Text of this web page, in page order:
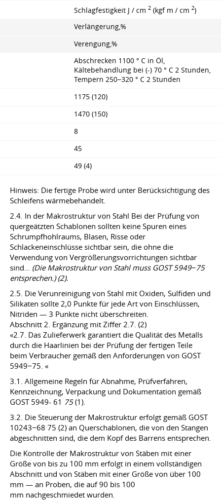
Schlagfestigkeit J / cm 2 (kgf m / cm 2)
Verlängerung,%
Verengung,%
Abschrecken 1100 ° C in Öl,
Kältebehandlung bei (-) 70 ° C 2 Stunden,
Tempern 250−320 ° C 2 Stunden
1175 (120)
1470 (150)
8
45
49 (4)
Hinweis: Die fertige Probe wird unter Berücksichtigung des
Schleifens wärmebehandelt.
2.4. In der Makrostruktur von Stahl Bei der Prüfung von
quergeätzten Schablonen sollten keine Spuren eines
Schrumpfhohlraums, Blasen, Risse oder
Schlackeneinschlüsse sichtbar sein, die ohne die
Verwendung von Vergrößerungsvorrichtungen sichtbar
sind… (Die Makrostruktur von Stahl muss GOST 5949−75
entsprechen.) (2).
2.5. Die Verunreinigung von Stahl mit Oxiden, Sulfiden und
Silikaten sollte 2,0 Punkte für jede Art von Einschlüssen,
Nitriden — 3 Punkte nicht überschreiten.
Abschnitt 2. Ergänzung mit Ziffer 2.7. (2)
«2.7. Das Zulieferwerk garantiert die Qualität des Metalls
durch die Haarlinien bei der Prüfung der fertigen Teile
beim Verbraucher gemäß den Anforderungen von GOST
5949−75. «
3.1. Allgemeine Regeln für Abnahme, Prüfverfahren,
Kennzeichnung, Verpackung und Dokumentation gemäß
GOST 5949- 61 75(1).
3.2. Die Steuerung der Makrostruktur erfolgt gemäß GOST
10243−68 75 (2) an Querschablonen, die von den Stangen
abgeschnitten sind, die dem Kopf des Barrens entsprechen.
Die Kontrolle der Makrostruktur von Stäben mit einer
Größe von bis zu 100 mm erfolgt in einem vollständigen
Abschnitt und von Stäben mit einer Größe von über 100
mm — an Proben, die auf 90 bis 100
mm nachgeschmiedet wurden.